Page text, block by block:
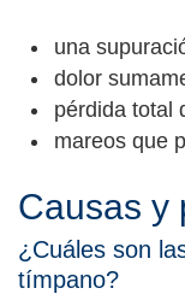
una
dolor
pérdida total
mareos que
Causas y
¿Cuáles son
tímpano?